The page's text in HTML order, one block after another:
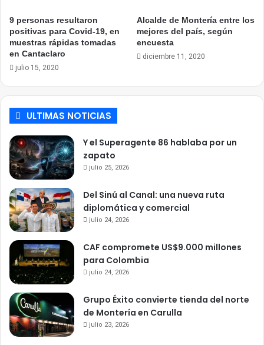
9 personas resultaron
positivas para Covid-19, en
muestras rápidas tomadas
en Cantaclaro
julio 15, 2020
Alcalde de Montería entre los
mejores del país, según
encuesta
diciembre 11, 2020
ULTIMAS NOTICIAS
Y el Superagente 86 hablaba por un
zapato
julio 25, 2026
Del Sinú al Canal: una nueva ruta
diplomática y comercial
julio 24, 2026
CAF compromete US$9.000 millones
para Colombia
julio 24, 2026
Grupo Éxito convierte tienda del norte
de Montería en Carulla
julio 23, 2026